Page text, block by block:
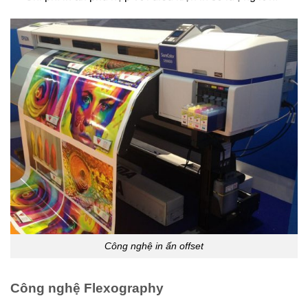
Công nghệ in ấn offset
Công nghệ Flexography